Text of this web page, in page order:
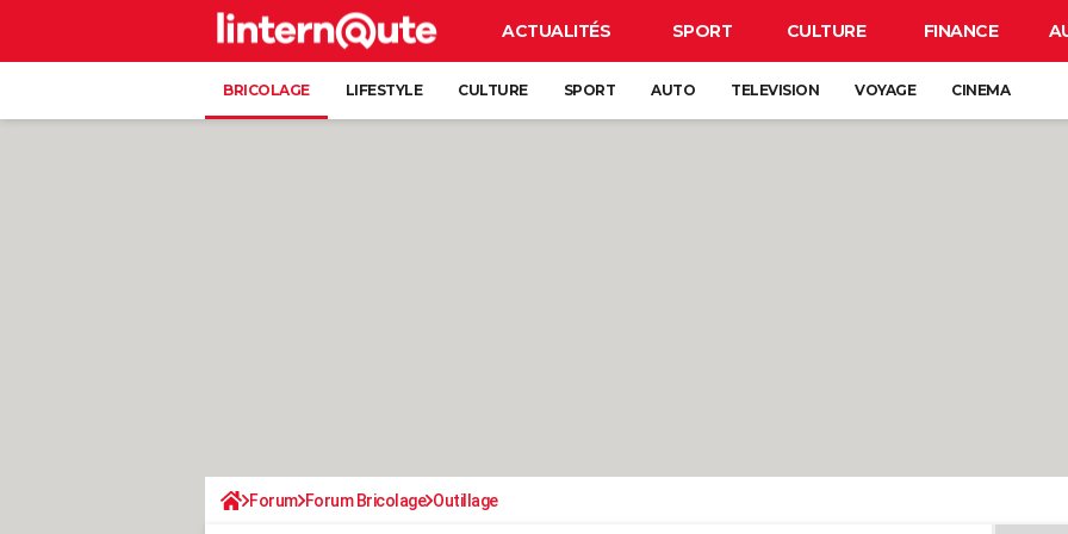
ACTUALITÉS SPORT CULTURE FINANCE
BRICOLAGE LIFESTYLE CULTURE SPORT AUTO TELEVISION VOYAGE CINEMA
Forum Forum Bricolage Outillage